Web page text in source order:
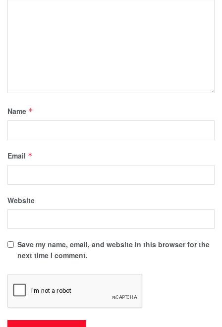
Name *
Email *
Website
Save my name, email, and website in this browser for the
next time I comment.